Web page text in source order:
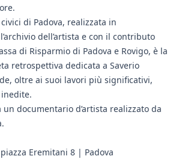
di Padova, realizzata in
dell’artista e con il contributo
di Risparmio di Padova e Rovigo, è la
retrospettiva dedicata a Saverio
oltre ai suoi lavori più significativi,
documentario d’artista realizzato da
Eremitani 8 | Padova